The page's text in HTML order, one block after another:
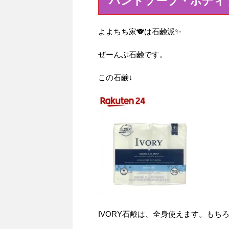
よよちち家🐨は石鹸派✨
ぜーんぶ石鹸です。
この石鹸↓
IVORY石鹸は、全身使えます。もち